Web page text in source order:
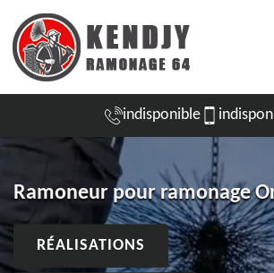
indisponible
Ramoneur pour ramonage
RÉALISATIONS